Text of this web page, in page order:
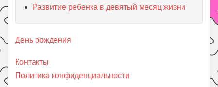
Развитие ребенка в девятый месяц жизни
День рождения
Контакты
Политика конфиденциальности